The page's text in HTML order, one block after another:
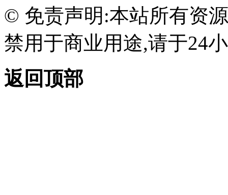
© 免责声明:本站所有资
禁用于商业用途,请于24
返回顶部